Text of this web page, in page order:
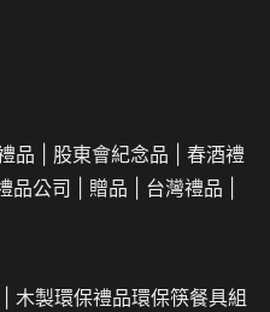
品 股東會紀念品
春酒禮
品公司 贈品 台灣禮品
木製環保禮品環保筷餐具組